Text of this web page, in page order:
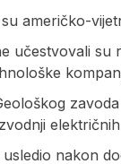
američko-
učestvovali
nakon